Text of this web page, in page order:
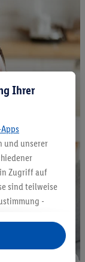
Ihrer
und unserer
Zugriff auf
sind teilweise
-
TCF